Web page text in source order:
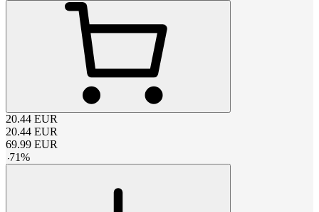
20.44 EUR
20.44 EUR
69.99 EUR
-71%